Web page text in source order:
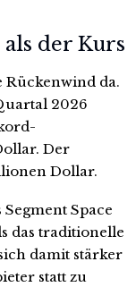
der Kurs
Rückenwind da.
2026
Der
Dollar.
Space
das traditionelle
damit stärker
statt zu